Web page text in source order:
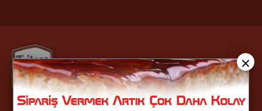
Lezzetin Adresi
Sütlü Kekli Tatlılar
×